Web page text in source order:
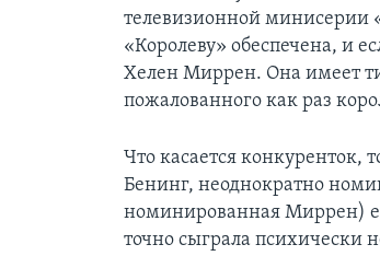
телевизионной минисерии
«Королеву» обеспечена, и
Хелен Миррен. Она имеет
пожалованного как раз
Что касается конкуренток,
Бенинг, неоднократно
номинированная Миррен)
точно сыграла психически